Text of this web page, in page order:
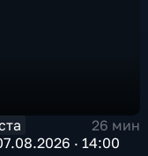
26 мин
· 14:00